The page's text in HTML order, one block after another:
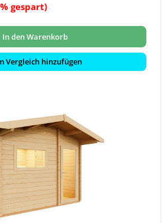
gespart)
In den Warenkorb
Vergleich hinzufügen